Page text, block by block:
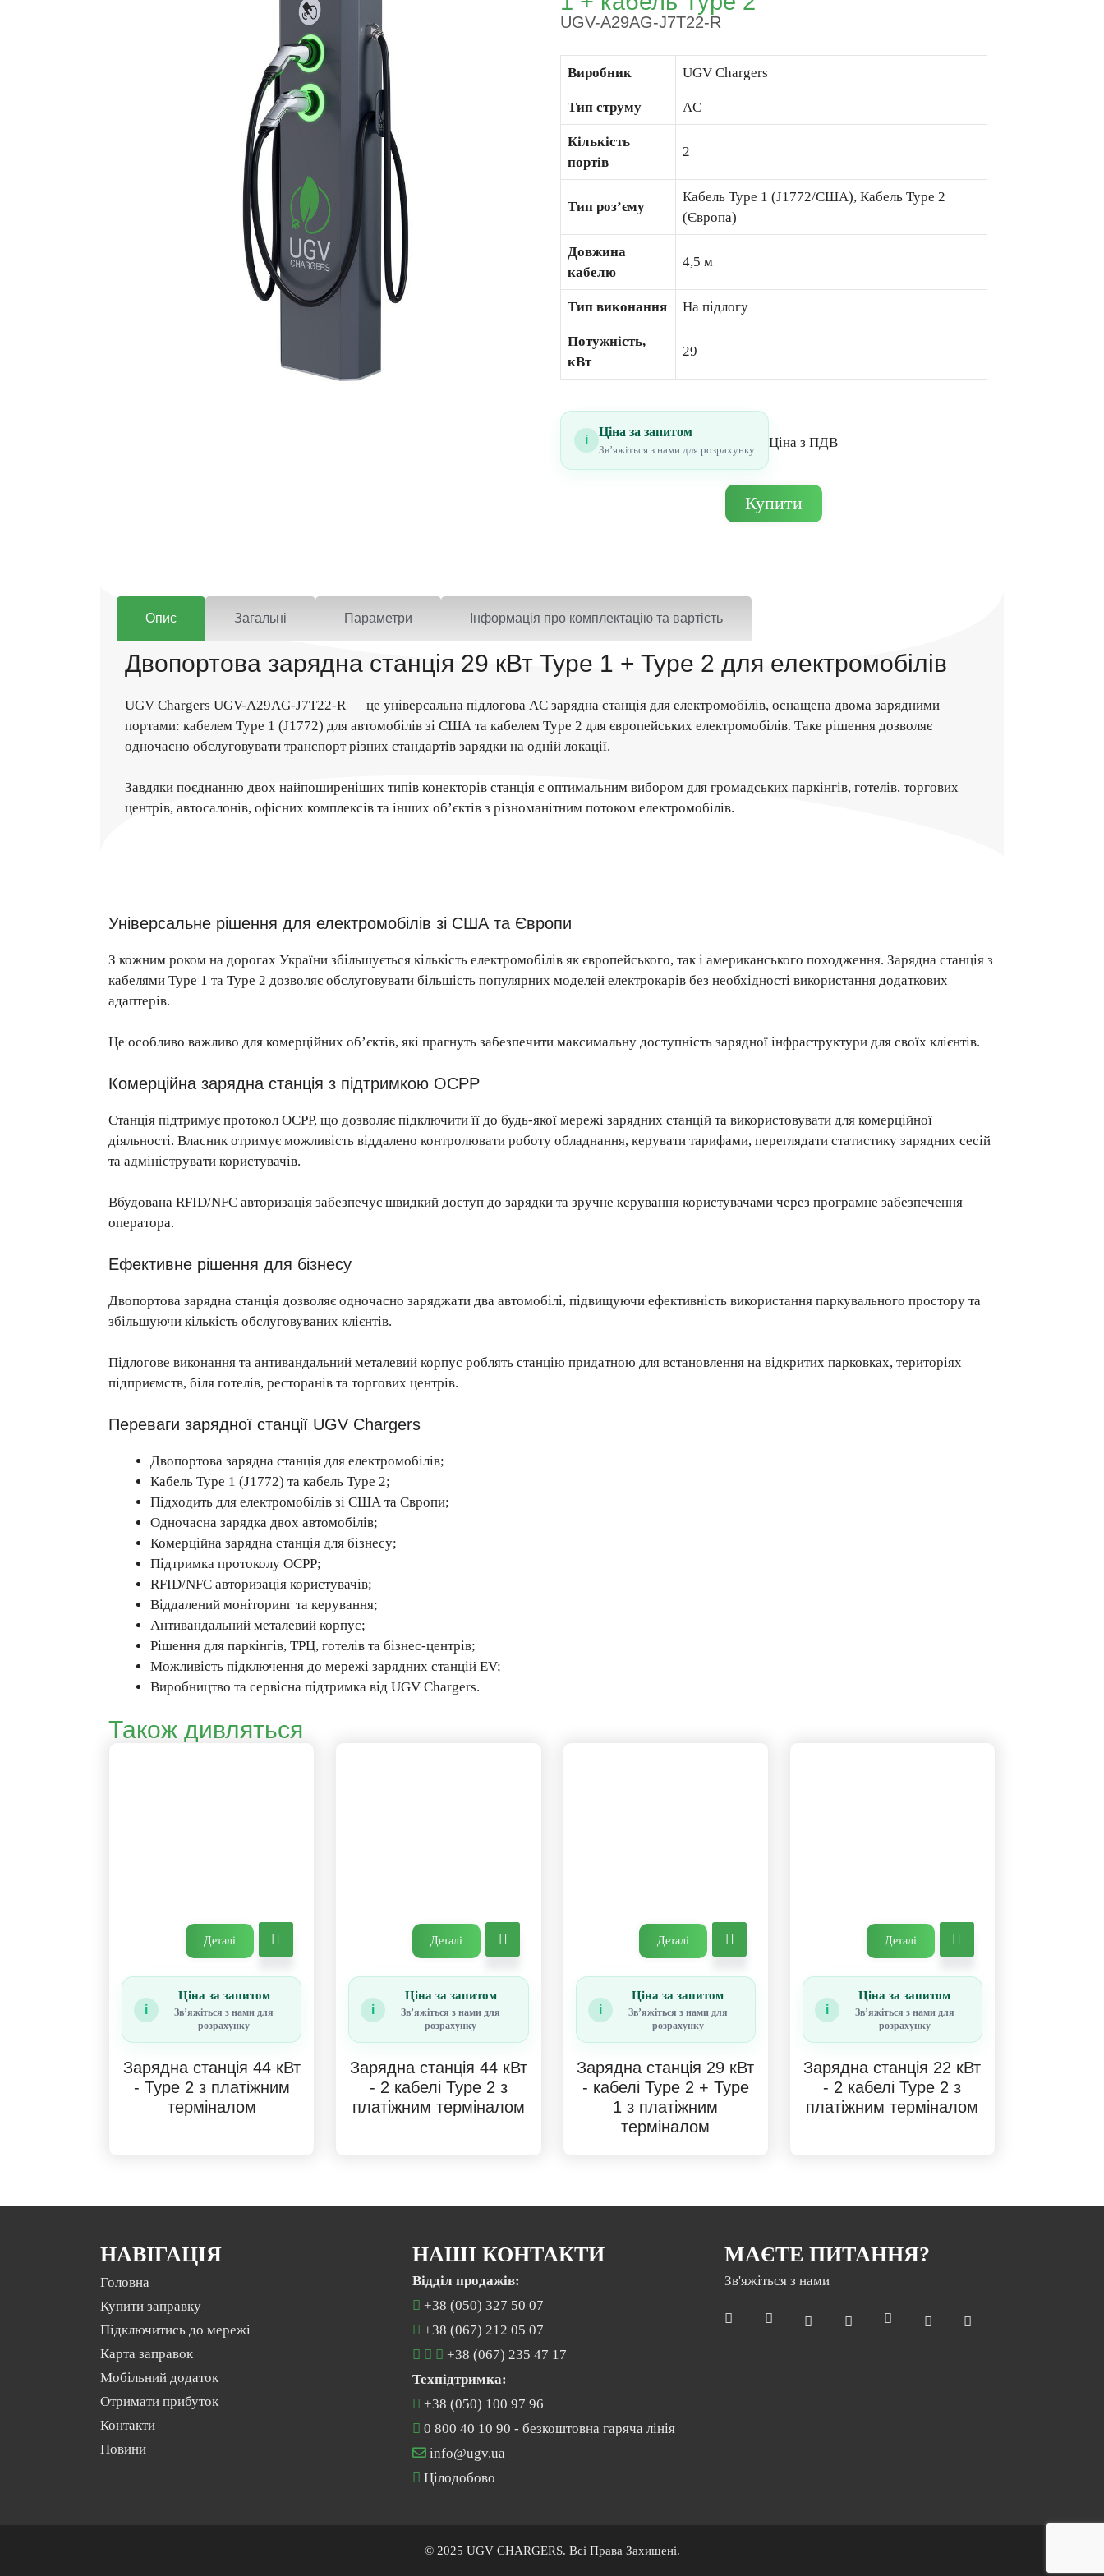
UGV-A29AG-J7T22-R
Виробник UGV Chargers
Тип струму AC
Кількість
портів
2
Тип роз’єму
Кабель Type 1 (J1772/США), Кабель Type 2
(Європа)
Довжина
кабелю
4,5 м
Тип виконання На підлогу
Потужність,
кВт
29
i
Ціна за запитом
Звʼяжіться з нами для розрахунку Цiна з ПДВ
Купити
Опис Загальні Параметри Інформація про комплектацію та вартість
Двопортова зарядна станція 29 кВт Type 1 + Type 2 для електромобілів
UGV Chargers UGV-A29AG-J7T22-R — це універсальна підлогова AC зарядна станція для електромобілів, оснащена двома зарядними
портами: кабелем Type 1 (J1772) для автомобілів зі США та кабелем Type 2 для європейських електромобілів. Таке рішення дозволяє
одночасно обслуговувати транспорт різних стандартів зарядки на одній локації.
Завдяки поєднанню двох найпоширеніших типів конекторів станція є оптимальним вибором для громадських паркінгів, готелів, торгових
центрів, автосалонів, офісних комплексів та інших об’єктів з різноманітним потоком електромобілів.
Універсальне рішення для електромобілів зі США та Європи
З кожним роком на дорогах України збільшується кількість електромобілів як європейського, так і американського походження. Зарядна станція з
кабелями Type 1 та Type 2 дозволяє обслуговувати більшість популярних моделей електрокарів без необхідності використання додаткових
адаптерів.
Це особливо важливо для комерційних об’єктів, які прагнуть забезпечити максимальну доступність зарядної інфраструктури для своїх клієнтів.
Комерційна зарядна станція з підтримкою OCPP
Станція підтримує протокол OCPP, що дозволяє підключити її до будь-якої мережі зарядних станцій та використовувати для комерційної
діяльності. Власник отримує можливість віддалено контролювати роботу обладнання, керувати тарифами, переглядати статистику зарядних сесій
та адмініструвати користувачів.
Вбудована RFID/NFC авторизація забезпечує швидкий доступ до зарядки та зручне керування користувачами через програмне забезпечення
оператора.
Ефективне рішення для бізнесу
Двопортова зарядна станція дозволяє одночасно заряджати два автомобілі, підвищуючи ефективність використання паркувального простору та
збільшуючи кількість обслуговуваних клієнтів.
Підлогове виконання та антивандальний металевий корпус роблять станцію придатною для встановлення на відкритих парковках, територіях
підприємств, біля готелів, ресторанів та торгових центрів.
Переваги зарядної станції UGV Chargers
Двопортова зарядна станція для електромобілів;
Кабель Type 1 (J1772) та кабель Type 2;
Підходить для електромобілів зі США та Європи;
Одночасна зарядка двох автомобілів;
Комерційна зарядна станція для бізнесу;
Підтримка протоколу OCPP;
RFID/NFC авторизація користувачів;
Віддалений моніторинг та керування;
Антивандальний металевий корпус;
Рішення для паркінгів, ТРЦ, готелів та бізнес-центрів;
Можливість підключення до мережі зарядних станцій EV;
Виробництво та сервісна підтримка від UGV Chargers.
Також дивляться
Деталі
i
Ціна за запитом
Звʼяжіться з нами для
розрахунку
Зарядна станція 44 кВт
- Type 2 з платіжним
терміналом
Деталі
i
Ціна за запитом
Звʼяжіться з нами для
розрахунку
Зарядна станція 44 кВт
- 2 кабелі Type 2 з
платіжним терміналом
Деталі
i
Ціна за запитом
Звʼяжіться з нами для
розрахунку
Зарядна станція 29 кВт
- кабелі Type 2 + Type
1 з платіжним
терміналом
Деталі
i
Ціна за запитом
Звʼяжіться з нами для
розрахунку
Зарядна станція 22 кВт
- 2 кабелі Type 2 з
платіжним терміналом
НАВІГАЦІЯ
Головна
Купити заправку
Підключитись до мережі
Карта заправок
Мобільний додаток
Отримати прибуток
Контакти
Новини
НАШІ КОНТАКТИ
Відділ продажів:
+38 (050) 327 50 07
+38 (067) 212 05 07
+38 (067) 235 47 17
Техпідтримка:
+38 (050) 100 97 96
0 800 40 10 90 - безкоштовна гаряча лінія
info@ugv.ua
Цілодобово
МАЄТЕ ПИТАННЯ?
Зв'яжіться з нами
© 2025 UGV CHARGERS. Всі Права Захищені.